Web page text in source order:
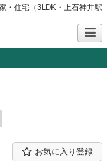
・住宅（3LDK・上石神井駅
お気に入り登録